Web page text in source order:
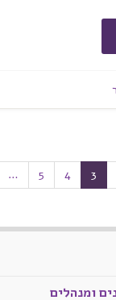
3
4
5
…
ומנהלים